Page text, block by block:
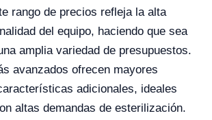
rango de precios refleja la alta
del equipo, haciendo que sea
amplia variedad de presupuestos.
avanzados ofrecen mayores
adicionales, ideales
altas demandas de esterilización.